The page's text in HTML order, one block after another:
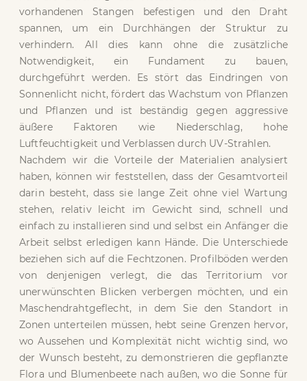
vorhandenen Stangen befestigen und den Draht
spannen, um ein Durchhängen der Struktur zu
verhindern. All dies kann ohne die zusätzliche
Notwendigkeit, ein Fundament zu bauen,
durchgeführt werden. Es stört das Eindringen von
Sonnenlicht nicht, fördert das Wachstum von Pflanzen
und Pflanzen und ist beständig gegen aggressive
äußere Faktoren wie Niederschlag, hohe
Luftfeuchtigkeit und Verblassen durch UV-Strahlen.
Nachdem wir die Vorteile der Materialien analysiert
haben, können wir feststellen, dass der Gesamtvorteil
darin besteht, dass sie lange Zeit ohne viel Wartung
stehen, relativ leicht im Gewicht sind, schnell und
einfach zu installieren sind und selbst ein Anfänger die
Arbeit selbst erledigen kann Hände. Die Unterschiede
beziehen sich auf die Fechtzonen. Profilböden werden
von denjenigen verlegt, die das Territorium vor
unerwünschten Blicken verbergen möchten, und ein
Maschendrahtgeflecht, in dem Sie den Standort in
Zonen unterteilen müssen, hebt seine Grenzen hervor,
wo Aussehen und Komplexität nicht wichtig sind, wo
der Wunsch besteht, zu demonstrieren die gepflanzte
Flora und Blumenbeete nach außen, wo die Sonne für